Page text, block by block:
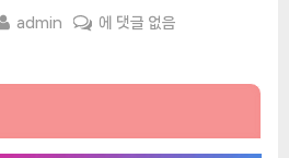
By
admin
범
에 댓글 없음